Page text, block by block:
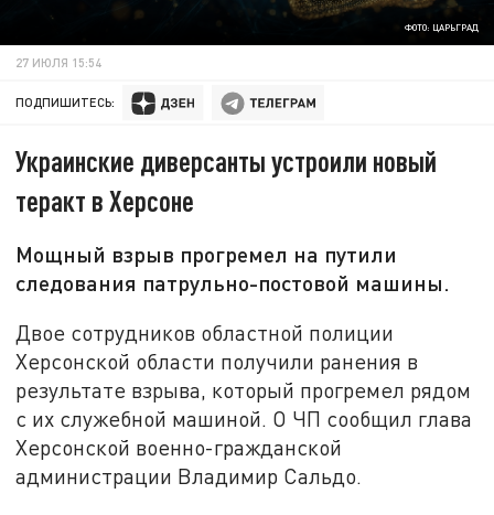
ФОТО: ЦАРЬГРАД
27 ИЮЛЯ 15:54
ПОДПИШИТЕСЬ:
Украинские диверсанты устроили новый
теракт в Херсоне
Мощный взрыв прогремел на путили
следования патрульно-постовой машины.
Двое сотрудников областной полиции
Херсонской области получили ранения в
результате взрыва, который прогремел рядом
с их служебной машиной. О ЧП сообщил глава
Херсонской военно-гражданской
администрации Владимир Сальдо.